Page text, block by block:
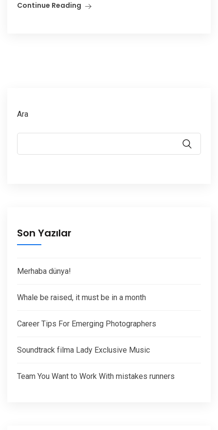
Continue Reading
Ara
Son Yazılar
Merhaba dünya!
Whale be raised, it must be in a month
Career Tips For Emerging Photographers
Soundtrack filma Lady Exclusive Music
Team You Want to Work With mistakes runners